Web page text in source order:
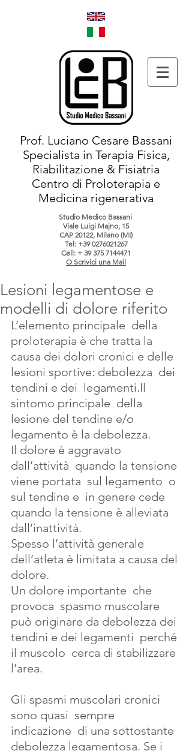
Prof. Luciano Cesare Bassani
Specialista in Terapia Fisica,
Riabilitazione & Fisiatria
Centro di Proloterapia e
Medicina rigenerativa
Studio Medico Bassani
Viale Luigi Majno, 15
CAP 20122, Milano (MI)
Tel: +39 0276021267
Cell: + 39 375 7144471
O Scrivici una Mail
Lesioni legamentose e
modelli di dolore riferito
L’elemento principale  della
proloterapia è che tratta la
causa dei dolori cronici e delle
lesioni sportive: debolezza  dei
tendini e dei  legamenti.Il
sintomo principale  della
lesione del tendine e/o
legamento è la debolezza.
Il dolore è aggravato
dall’attività  quando la tensione
viene portata  sul legamento  o
sul tendine e  in genere cede
quando la tensione è alleviata
dall’inattività.
Spesso l’attività generale
dell’atleta è limitata a causa del
dolore.
Un dolore importante  che
provoca  spasmo muscolare
può originare da debolezza dei
tendini e dei legamenti  perché
il muscolo  cerca di stabilizzare
l’area.
Gli spasmi muscolari cronici
sono quasi  sempre
indicazione  di una sottostante
debolezza legamentosa. Se i